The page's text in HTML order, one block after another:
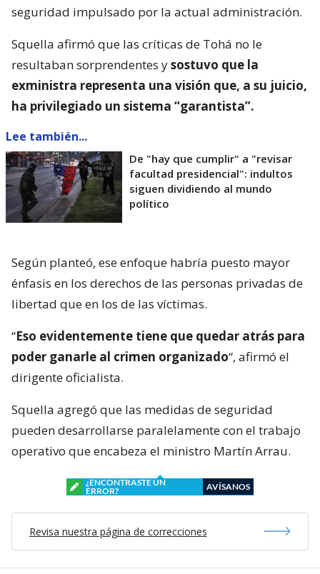
seguridad impulsado por la actual administración.
Squella afirmó que las críticas de Tohá no le
resultaban sorprendentes ysostuvo que la
exministra representa una visión que, a su juicio,
ha privilegiado un sistema “garantista”.
Lee también...
De "hay que cumplir" a "revisar
facultad presidencial": indultos
siguen dividiendo al mundo
político
Según planteó, ese enfoque habría puesto mayor
énfasis en los derechos de las personas privadas de
libertad que en los de las víctimas.
“Eso evidentemente tiene que quedar atrás para
poder ganarle al crimen organizado“, afirmó el
dirigente oficialista.
Squella agregó que las medidas de seguridad
pueden desarrollarse paralelamente con el trabajo
operativo que encabeza el ministro Martín Arrau.
¿ENCONTRASTE UN
ERROR?
AVÍSANOS
Revisa nuestra página de correcciones